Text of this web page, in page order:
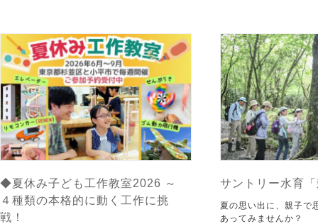
◆夏休み子ども工作教室2026 ～
４種類の本格的に動く工作に挑
戦！
サントリー水育
夏の思い出に、親子で
あってみませんか？